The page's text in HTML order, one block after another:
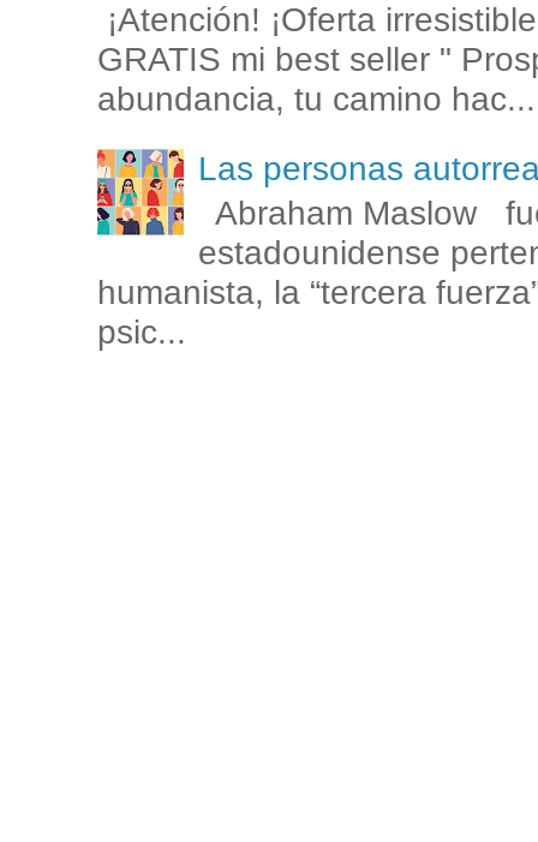
¡Atención! ¡Oferta
GRATIS mi best seller "
abundancia, tu camino hac...
Las personas
Abraham Maslow
estadounidense
humanista, la “tercera
psic...